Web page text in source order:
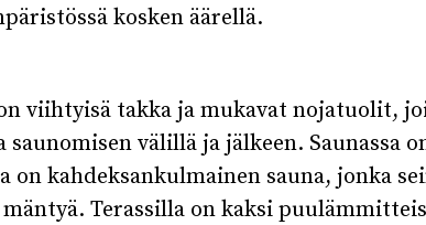
kosken äärellä.
viihtyisä takka ja mukavat nojatuolit,
välillä ja jälkeen. Saunassa
on kahdeksankulmainen sauna, jonka
Terassilla on kaksi